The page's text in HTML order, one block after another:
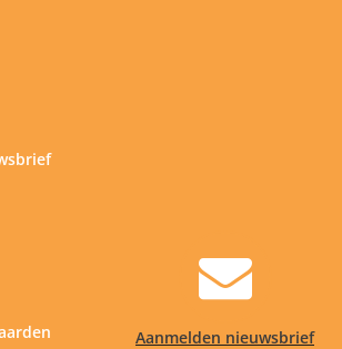
Aanmelden nieuwsbrief